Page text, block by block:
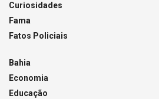
Curiosidades
Fama
Fatos Policiais
Bahia
Economia
Educação